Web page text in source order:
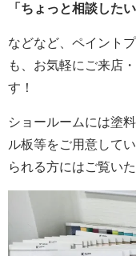
「ちょっと相談した
などなど、ペイント
も、お気軽にご来店
す！
ショールームには塗
ル板等をご用意して
られる方にはご覧い